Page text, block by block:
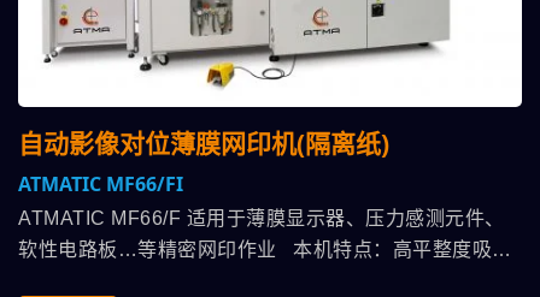
自动影像对位薄膜网印机(隔离纸)
ATMATIC MF66/FI
ATMATIC MF66/F 适用于薄膜显示器、压力感测元件、
软性电路板…等精密网印作业 本机特点：高平整度吸气